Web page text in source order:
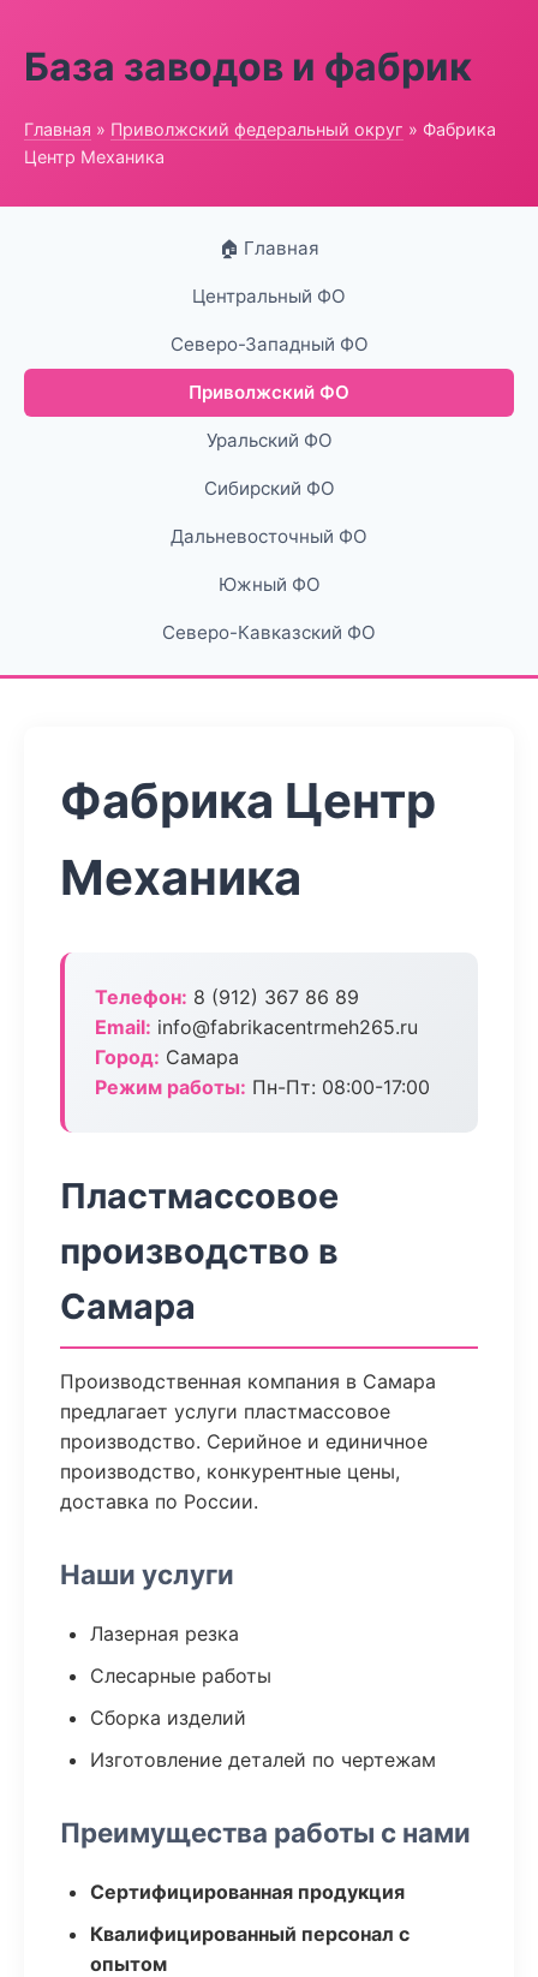
База заводов и фабрик
Главная » Приволжский федеральный округ » Фабрика
Центр Механика
🏠 Главная
Центральный ФО
Северо-Западный ФО
Приволжский ФО
Уральский ФО
Сибирский ФО
Дальневосточный ФО
Южный ФО
Северо-Кавказский ФО
Фабрика Центр
Механика
Телефон: 8 (912) 367 86 89
Email: info@fabrikacentrmeh265.ru
Город: Самара
Режим работы: Пн-Пт: 08:00-17:00
Пластмассовое
производство в
Самара
Производственная компания в Самара
предлагает услуги пластмассовое
производство. Серийное и единичное
производство, конкурентные цены,
доставка по России.
Наши услуги
Лазерная резка
Слесарные работы
Сборка изделий
Изготовление деталей по чертежам
Преимущества работы с нами
Сертифицированная продукция
Квалифицированный персонал с
опытом